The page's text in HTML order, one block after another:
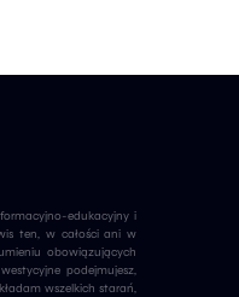
edukacyjny i
ten, w całości ani w
obowiązujących
podejmujesz,
wszelkich starań,